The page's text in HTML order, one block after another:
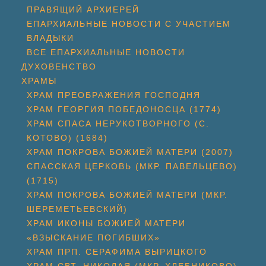
ПРАВЯЩИЙ АРХИЕРЕЙ
ЕПАРХИАЛЬНЫЕ НОВОСТИ С УЧАСТИЕМ
ВЛАДЫКИ
ВСЕ ЕПАРХИАЛЬНЫЕ НОВОСТИ
ДУХОВЕНСТВО
ХРАМЫ
ХРАМ ПРЕОБРАЖЕНИЯ ГОСПОДНЯ
ХРАМ ГЕОРГИЯ ПОБЕДОНОСЦА (1774)
ХРАМ СПАСА НЕРУКОТВОРНОГО (С.
КОТОВО) (1684)
ХРАМ ПОКРОВА БОЖИЕЙ МАТЕРИ (2007)
СПАССКАЯ ЦЕРКОВЬ (МКР. ПАВЕЛЬЦЕВО)
(1715)
ХРАМ ПОКРОВА БОЖИЕЙ МАТЕРИ (МКР.
ШЕРЕМЕТЬЕВСКИЙ)
ХРАМ ИКОНЫ БОЖИЕЙ МАТЕРИ
«ВЗЫСКАНИЕ ПОГИБШИХ»
ХРАМ ПРП. СЕРАФИМА ВЫРИЦКОГО